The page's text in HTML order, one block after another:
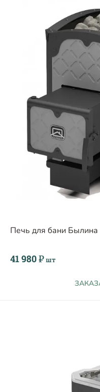
Печь для бани Былина
41 980 ₽шт